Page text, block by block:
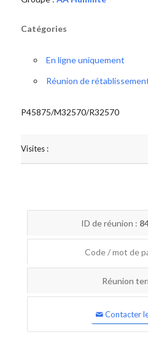
Catégories
En ligne uniquement
Réunion de
P45875/M32570/R32570
Visites :
ID de réunion :
Code / mot de
Réunion
Contacter